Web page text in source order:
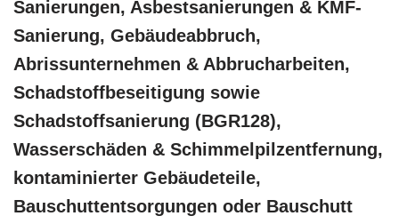
Sanierungen, Asbestsanierungen & KMF-
Sanierung, Gebäudeabbruch,
Abrissunternehmen & Abbrucharbeiten,
Schadstoffbeseitigung sowie
Schadstoffsanierung (BGR128),
Wasserschäden & Schimmelpilzentfernung,
kontaminierter Gebäudeteile,
Bauschuttentsorgungen oder Bauschutt